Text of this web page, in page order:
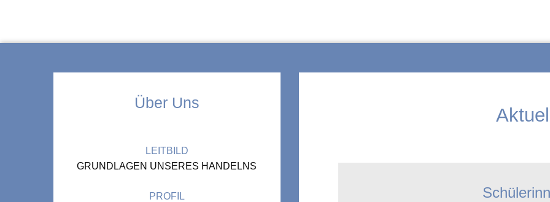
Über Uns
LEITBILD
GRUNDLAGEN UNSERES HANDELNS
PROFIL